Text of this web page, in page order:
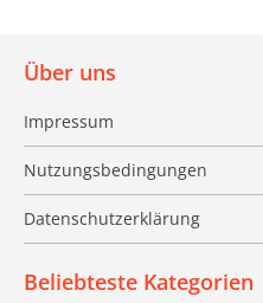
Über uns
Impressum
Nutzungsbedingungen
Datenschutzerklärung
Beliebteste Kategorien